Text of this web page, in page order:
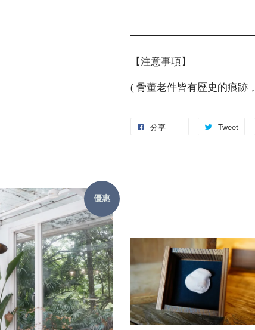
【注意事項】
( 骨董老件皆有歷史的痕跡
分享 Tweet
優惠